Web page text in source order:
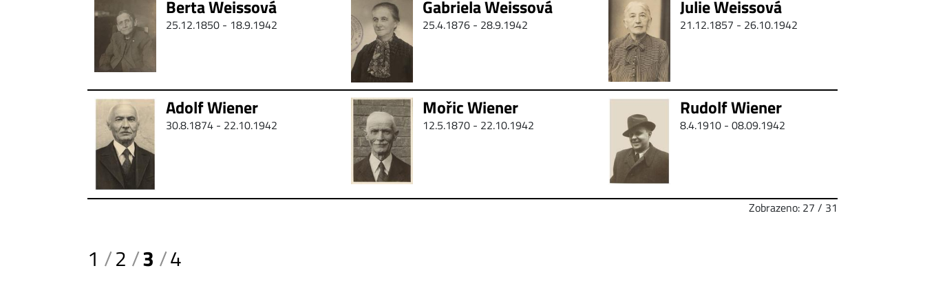
Berta Weissová
25.12.1850 - 18.9.1942
Gabriela Weissová
25.4.1876 - 28.9.1942
Julie Weissová
21.12.1857 - 26.10.1942
Adolf Wiener
30.8.1874 - 22.10.1942
Mořic Wiener
12.5.1870 - 22.10.1942
Rudolf Wiener
8.4.1910 - 08.09.1942
Zobrazeno: 27 / 31
1 2 3 4